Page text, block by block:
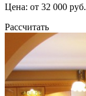
Цена: от 32 000 руб.
Рассчитать